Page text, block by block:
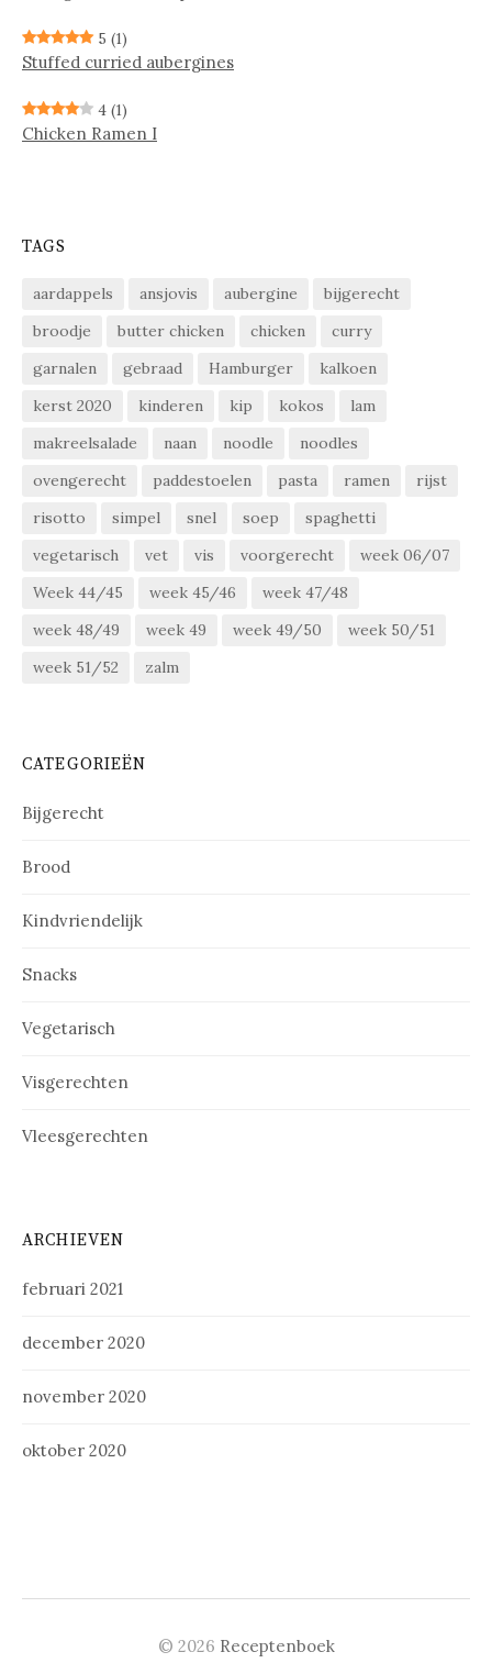
5 (1)
Stuffed curried aubergines
4 (1)
Chicken Ramen I
TAGS
aardappels ansjovis aubergine
bijgerecht
broodje
butter chicken chicken
curry
garnalen
gebraad Hamburger
kalkoen
kerst 2020
kinderen kip kokos
lam
makreelsalade
naan noodle
noodles
ovengerecht
paddestoelen pasta ramen
rijst
risotto
simpel snel soep
spaghetti
vegetarisch
vet vis voorgerecht
week 06/07
Week 44/45
week 45/46
week 47/48
week 48/49
week 49 week 49/50
week 50/51
week 51/52
zalm
CATEGORIEËN
Bijgerecht
Brood
Kindvriendelijk
Snacks
Vegetarisch
Visgerechten
Vleesgerechten
ARCHIEVEN
februari 2021
december 2020
november 2020
oktober 2020
© 2026 Receptenboek